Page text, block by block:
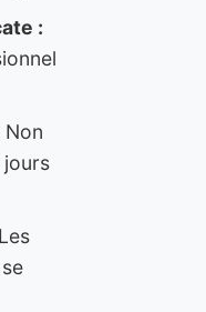
:
Non
jours
Les